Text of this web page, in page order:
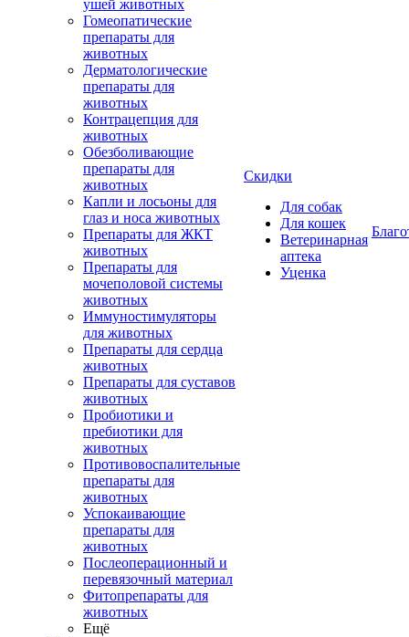
ушей животных
Гомеопатические
препараты для
животных
Дерматологические
препараты для
животных
Контрацепция для
животных
Обезболивающие
препараты для
животных
Капли и лосьоны для
глаз и носа животных
Препараты для ЖКТ
животных
Препараты для
мочеполовой системы
животных
Иммуностимуляторы
для животных
Препараты для сердца
животных
Препараты для суставов
животных
Пробиотики и
пребиотики для
животных
Противовоспалительные
препараты для
животных
Успокаивающие
препараты для
животных
Послеоперационный и
перевязочный материал
Фитопрепараты для
животных
Ещё
Скидки
Для собак
Для кошек
Ветеринарная
аптека
Уценка